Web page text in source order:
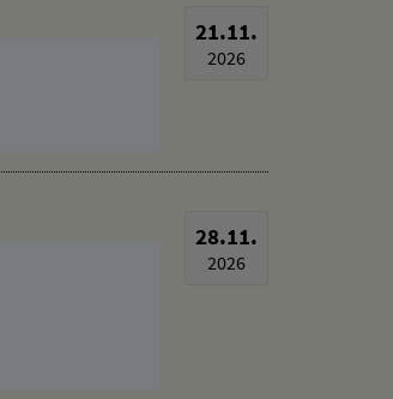
21.11.
2026
28.11.
2026